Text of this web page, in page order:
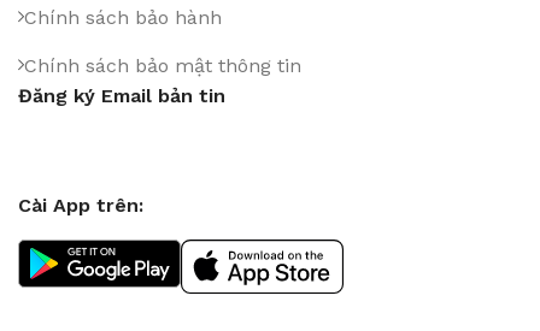
Chính sách bảo hành
Chính sách bảo mật thông tin
Đăng ký Email bản tin
Cài App trên: